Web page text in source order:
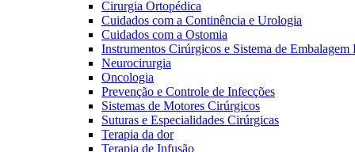
Cirurgia Ortopédica
Cuidados com a Continência e Urologia
Cuidados com a Ostomia
Instrumentos Cirúrgicos e Sistema de Embalagem
Neurocirurgia
Oncologia
Prevenção e Controle de Infecções
Sistemas de Motores Cirúrgicos
Suturas e Especialidades Cirúrgicas
Terapia da dor
Terapia de Infusão